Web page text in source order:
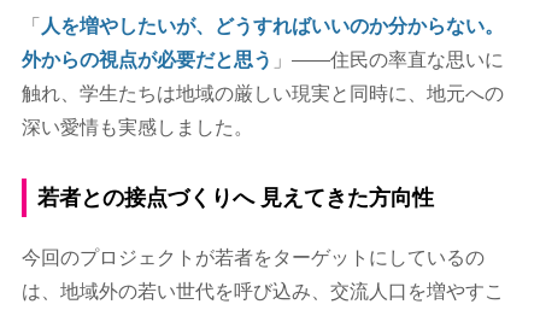
「 人を増やしたいが、どうすればいいのか分からない。
外からの視点が必要だと思う 」――住民の率直な思いに
触れ、学生たちは地域の厳しい現実と同時に、地元への
深い愛情も実感しました。
若者との接点づくりへ 見えてきた方向性
今回のプロジェクトが若者をターゲットにしているの
は、地域外の若い世代を呼び込み、交流人口を増やすこ